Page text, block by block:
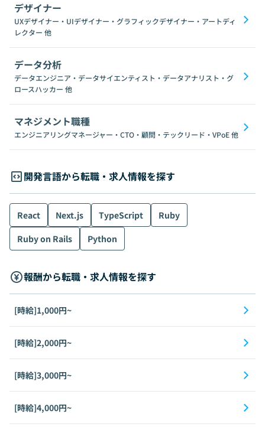
デザイナー
UXデザイナー・UIデザイナー・グラフィックデザイナー・アートディ
レクター 他
データ分析
データエンジニア・データサイエンティスト・データアナリスト・グ
ロースハッカー 他
マネジメント職種
エンジニアリングマネージャー・CTO・顧問・テックリード・VPoE他
開発言語から転職・求人情報を探す
React Next.js TypeScript
Ruby
Ruby on Rails
Python
報酬から転職・求人情報を探す
[時給]1,000円~
[時給]2,000円~
[時給]3,000円~
[時給]4,000円~